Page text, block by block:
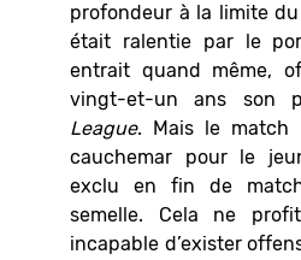
profondeur à la limite
était ralentie par le
entrait quand même,
vingt-et-un ans son
League. Mais le match
cauchemar pour le
exclu en fin de
semelle. Cela ne
incapable d’exister